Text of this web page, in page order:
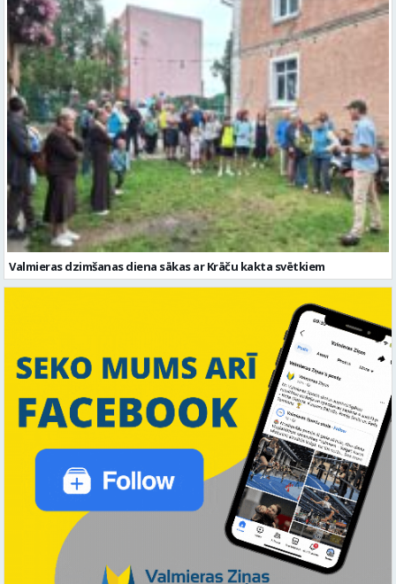
Valmieras dzimšanas diena sākas ar Krāču kakta svētkiem